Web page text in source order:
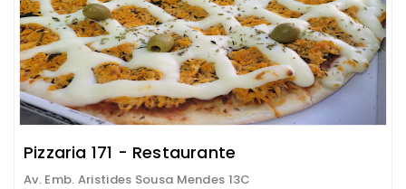
Pizzaria 171 - Restaurante
Av. Emb. Aristides Sousa Mendes 13C